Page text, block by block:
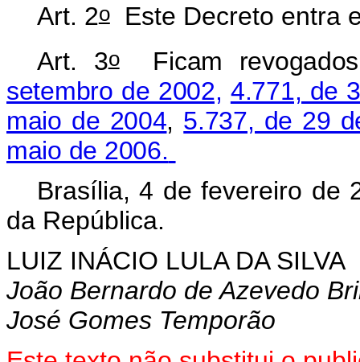
Art. 2oEste Decreto entra
Art. 3o
Ficam
setembro de 2002, 4.771, de
maio de 2004, 5.737, de 29
maio de 2006.
Brasília, 4 de fevereiro de
da República.
LUIZ INÁCIO LULA DA SILVA
João Bernardo de Azevedo
José Gomes Temporão